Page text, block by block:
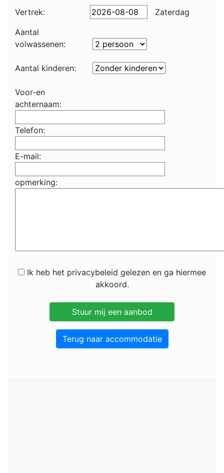
Vertrek:
Zaterdag
Aantal
volwassenen:
Aantal kinderen:
Voor-en
achternaam:
Telefon:
E-mail:
opmerking:
Ik heb het privacybeleid gelezen en ga hiermee
akkoord.
Terug naar accommodatie